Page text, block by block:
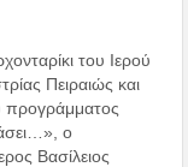
του Ιερού
Πειραιώς και
προγράμματος
o
Βασίλειος